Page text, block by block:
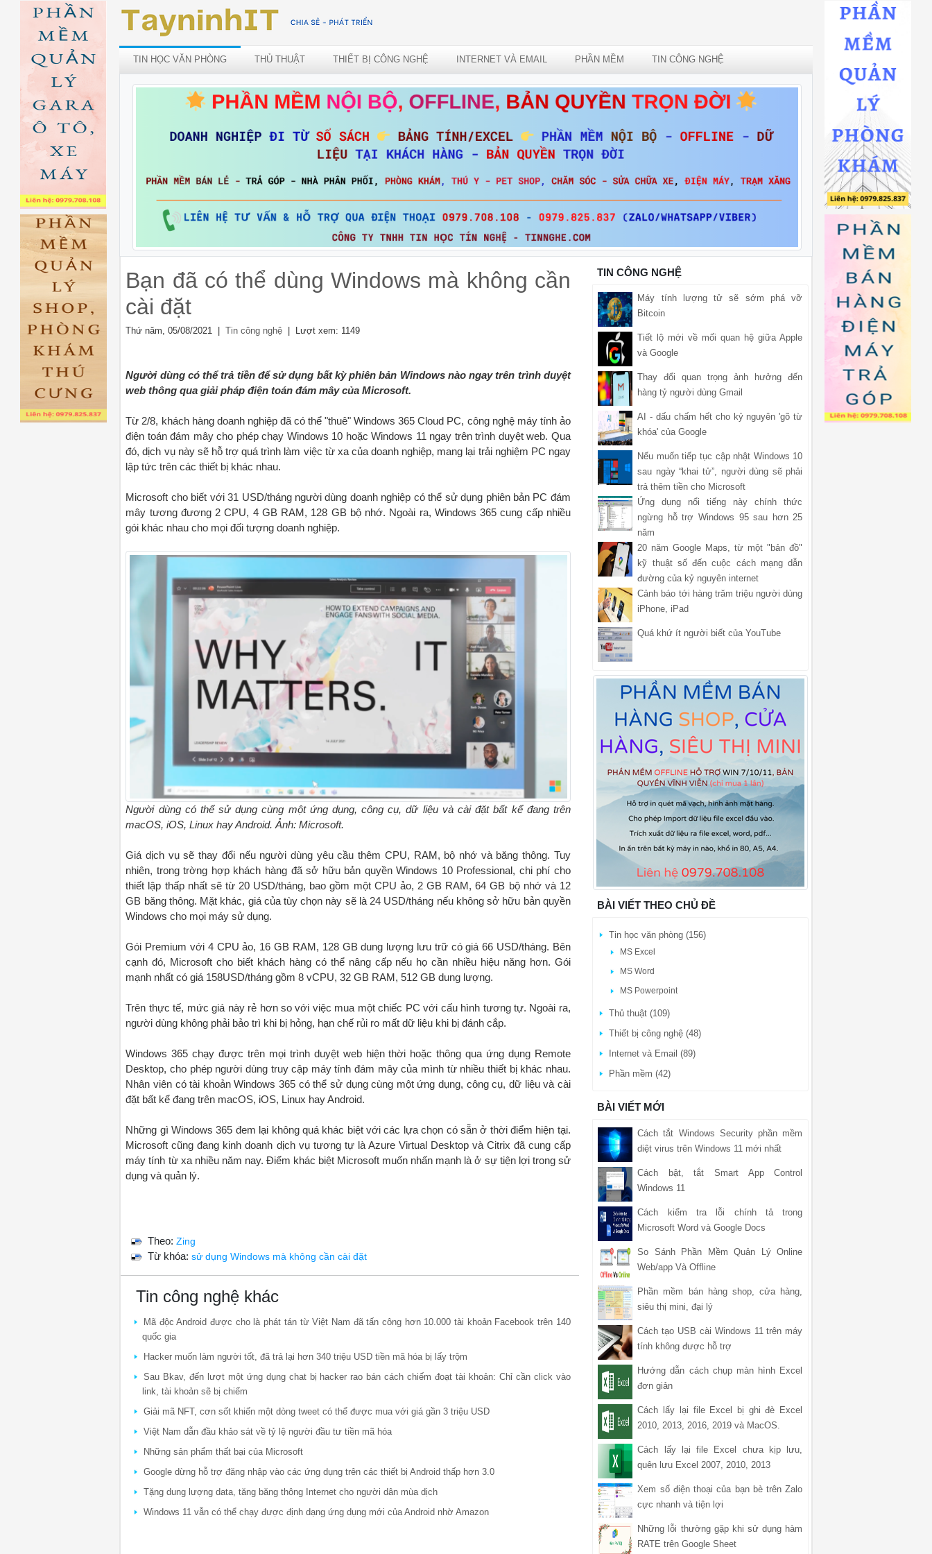
TIN HỌC VĂN PHÒNG THỦ THUẬT THIẾT BỊ CÔNG NGHỆ INTERNET VÀ EMAIL PHẦN MỀM TIN CÔNG NGHỆ
Bạn đã có thể dùng Windows mà không cần
cài đặt
Thứ năm, 05/08/2021 | Tin công nghệ | Lượt xem: 1149
Người dùng có thể trả tiền để sử dụng bất kỳ phiên bản Windows nào ngay trên trình duyệt
web thông qua giải pháp điện toán đám mây của Microsoft.
Từ 2/8, khách hàng doanh nghiệp đã có thể "thuê" Windows 365 Cloud PC, công nghệ máy tính ảo
điện toán đám mây cho phép chạy Windows 10 hoặc Windows 11 ngay trên trình duyệt web. Qua
đó, dịch vụ này sẽ hỗ trợ quá trình làm việc từ xa của doanh nghiệp, mang lại trải nghiệm PC ngay
lập tức trên các thiết bị khác nhau.
Microsoft cho biết với 31 USD/tháng người dùng doanh nghiệp có thể sử dụng phiên bản PC đám
mây tương đương 2 CPU, 4 GB RAM, 128 GB bộ nhớ. Ngoài ra, Windows 365 cung cấp nhiều
gói khác nhau cho mọi đối tượng doanh nghiệp.
Người dùng có thể sử dụng cùng một ứng dụng, công cụ, dữ liệu và cài đặt bất kể đang trên
macOS, iOS, Linux hay Android. Ảnh: Microsoft.
Giá dịch vụ sẽ thay đổi nếu người dùng yêu cầu thêm CPU, RAM, bộ nhớ và băng thông. Tuy
nhiên, trong trờng hợp khách hàng đã sở hữu bản quyền Windows 10 Professional, chi phí cho
thiết lập thấp nhất sẽ từ 20 USD/tháng, bao gồm một CPU ảo, 2 GB RAM, 64 GB bộ nhớ và 12
GB băng thông. Mặt khác, giá của tùy chọn này sẽ là 24 USD/tháng nếu không sở hữu bản quyền
Windows cho mọi máy sử dụng.
Gói Premium với 4 CPU ảo, 16 GB RAM, 128 GB dung lượng lưu trữ có giá 66 USD/tháng. Bên
cạnh đó, Microsoft cho biết khách hàng có thể nâng cấp nếu họ cần nhiều hiệu năng hơn. Gói
mạnh nhất có giá 158USD/tháng gồm 8 vCPU, 32 GB RAM, 512 GB dung lượng.
Trên thực tế, mức giá này rẻ hơn so với việc mua một chiếc PC với cấu hình tương tự. Ngoài ra,
người dùng không phải bảo trì khi bị hỏng, hạn chế rủi ro mất dữ liệu khi bị đánh cắp.
Windows 365 chạy được trên mọi trình duyệt web hiện thời hoặc thông qua ứng dụng Remote
Desktop, cho phép người dùng truy cập máy tính đám mây của mình từ nhiều thiết bị khác nhau.
Nhân viên có tài khoản Windows 365 có thể sử dụng cùng một ứng dụng, công cụ, dữ liệu và cài
đặt bất kể đang trên macOS, iOS, Linux hay Android.
Những gì Windows 365 đem lại không quá khác biệt với các lựa chọn có sẵn ở thời điểm hiện tại.
Microsoft cũng đang kinh doanh dịch vụ tương tự là Azure Virtual Desktop và Citrix đã cung cấp
máy tính từ xa nhiều năm nay. Điểm khác biệt Microsoft muốn nhấn mạnh là ở sự tiện lợi trong sử
dụng và quản lý.
Theo: Zing
Từ khóa: sử dụng Windows mà không cần cài đặt
Tin công nghệ khác
Mã độc Android được cho là phát tán từ Việt Nam đã tấn công hơn 10.000 tài khoản Facebook trên 140
quốc gia
Hacker muốn làm người tốt, đã trả lại hơn 340 triệu USD tiền mã hóa bị lấy trộm
Sau Bkav, đến lượt một ứng dụng chat bị hacker rao bán cách chiếm đoạt tài khoản: Chỉ cần click vào
link, tài khoản sẽ bị chiếm
Giải mã NFT, cơn sốt khiến một dòng tweet có thể được mua với giá gần 3 triệu USD
Việt Nam dẫn đầu khảo sát về tỷ lệ người đầu tư tiền mã hóa
Những sản phẩm thất bại của Microsoft
Google dừng hỗ trợ đăng nhập vào các ứng dụng trên các thiết bị Android thấp hơn 3.0
Tặng dung lượng data, tăng băng thông Internet cho người dân mùa dịch
Windows 11 vẫn có thể chạy được định dạng ứng dụng mới của Android nhờ Amazon
TIN CÔNG NGHỆ
Máy tính lượng tử sẽ sớm phá vỡ
Bitcoin
Tiết lộ mới về mối quan hệ giữa Apple
và Google
Thay đổi quan trọng ảnh hưởng đến
hàng tỷ người dùng Gmail
AI - dấu chấm hết cho kỷ nguyên 'gõ từ
khóa' của Google
Nếu muốn tiếp tục cập nhật Windows 10
sau ngày “khai tử”, người dùng sẽ phải
trả thêm tiền cho Microsoft
Ứng dụng nổi tiếng này chính thức
ngừng hỗ trợ Windows 95 sau hơn 25
năm
20 năm Google Maps, từ một "bản đồ"
kỹ thuật số đến cuộc cách mạng dẫn
đường của kỷ nguyên internet
Cảnh báo tới hàng trăm triệu người dùng
iPhone, iPad
Quá khứ ít người biết của YouTube
BÀI VIẾT THEO CHỦ ĐỀ
Tin học văn phòng (156)
MS Excel
MS Word
MS Powerpoint
Thủ thuật (109)
Thiết bị công nghệ (48)
Internet và Email (89)
Phần mềm (42)
BÀI VIẾT MỚI
Cách tắt Windows Security phần mềm
diệt virus trên Windows 11 mới nhất
Cách bật, tắt Smart App Control
Windows 11
Cách kiểm tra lỗi chính tả trong
Microsoft Word và Google Docs
So Sánh Phần Mềm Quản Lý Online
Web/app Và Offline
Phần mềm bán hàng shop, cửa hàng,
siêu thị mini, đại lý
Cách tạo USB cài Windows 11 trên máy
tính không được hỗ trợ
Hướng dẫn cách chụp màn hình Excel
đơn giản
Cách lấy lại file Excel bị ghi đè Excel
2010, 2013, 2016, 2019 và MacOS.
Cách lấy lại file Excel chưa kịp lưu,
quên lưu Excel 2007, 2010, 2013
Xem số điện thoại của bạn bè trên Zalo
cực nhanh và tiện lợi
Những lỗi thường gặp khi sử dụng hàm
RATE trên Google Sheet